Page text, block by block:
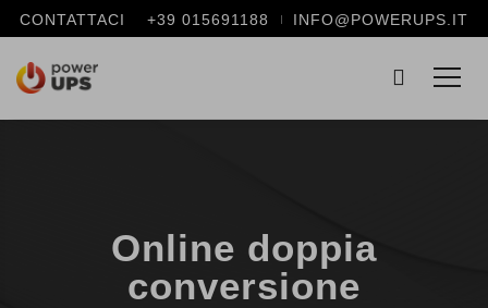
CONTATTACI +39 015691188 INFO@POWERUPS.IT
Online doppia
conversione